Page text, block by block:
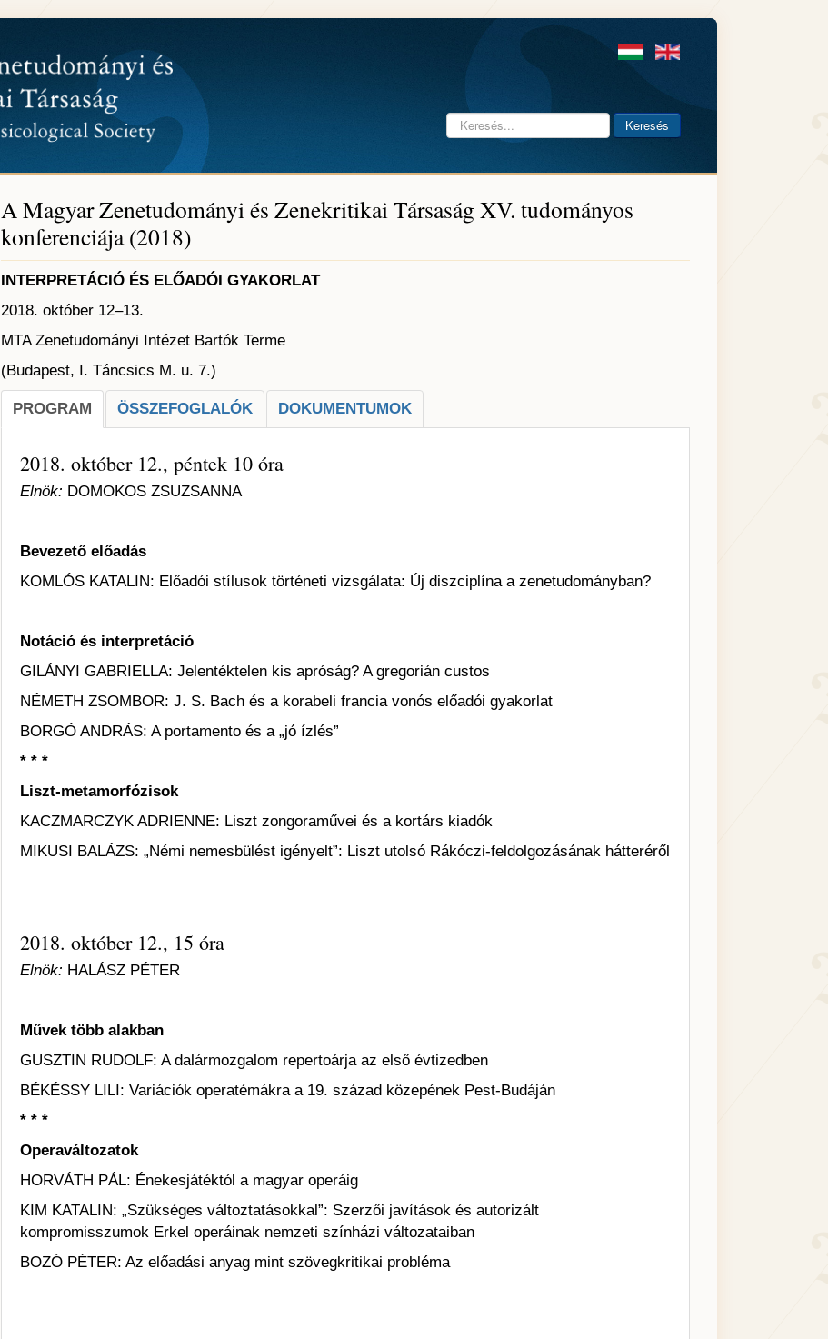
Keresés... Keresés
A Magyar Zenetudományi és Zenekritikai Társaság XV. tudományos
konferenciája (2018)
INTERPRETÁCIÓ ÉS ELŐADÓI GYAKORLAT
2018. október 12–13.
MTA Zenetudományi Intézet Bartók Terme
(Budapest, I. Táncsics M. u. 7.)
PROGRAM ÖSSZEFOGLALÓK DOKUMENTUMOK
2018. október 12., péntek 10 óra
Elnök: DOMOKOS ZSUZSANNA
Bevezető előadás
KOMLÓS KATALIN: Előadói stílusok történeti vizsgálata: Új diszciplína a zenetudományban?
Notáció és interpretáció
GILÁNYI GABRIELLA: Jelentéktelen kis apróság? A gregorián custos
NÉMETH ZSOMBOR: J. S. Bach és a korabeli francia vonós előadói gyakorlat
BORGÓ ANDRÁS: A portamento és a „jó ízlés”
* * *
Liszt-metamorfózisok
KACZMARCZYK ADRIENNE: Liszt zongoraművei és a kortárs kiadók
MIKUSI BALÁZS: „Némi nemesbülést igényelt”: Liszt utolsó Rákóczi-feldolgozásának hátteréről
2018. október 12., 15 óra
Elnök: HALÁSZ PÉTER
Művek több alakban
GUSZTIN RUDOLF: A dalármozgalom repertoárja az első évtizedben
BÉKÉSSY LILI: Variációk operatémákra a 19. század közepének Pest-Budáján
* * *
Operaváltozatok
HORVÁTH PÁL: Énekesjátéktól a magyar operáig
KIM KATALIN: „Szükséges változtatásokkal”: Szerzői javítások és autorizált
kompromisszumok Erkel operáinak nemzeti színházi változataiban
BOZÓ PÉTER: Az előadási anyag mint szövegkritikai probléma